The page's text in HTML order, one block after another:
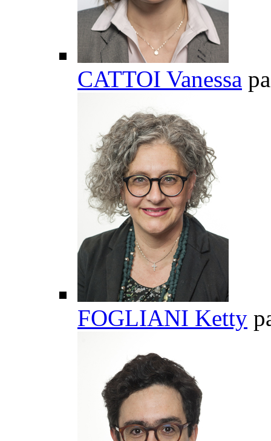
CATTOI Vanessa
FOGLIANI Ketty